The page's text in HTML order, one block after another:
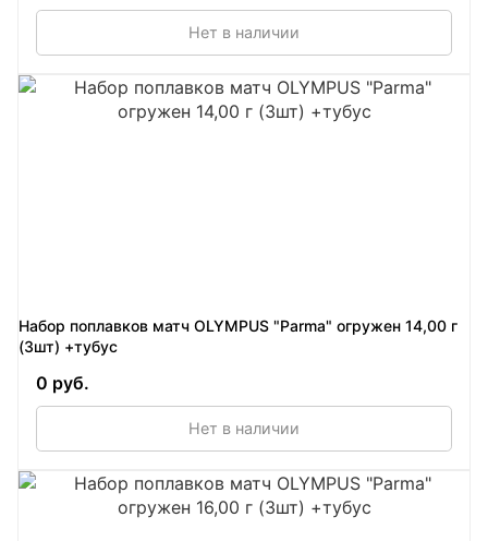
Нет в наличии
Набор поплавков матч OLYMPUS "Parma" огружен 14,00 г
(3шт) +тубус
0 руб.
Нет в наличии